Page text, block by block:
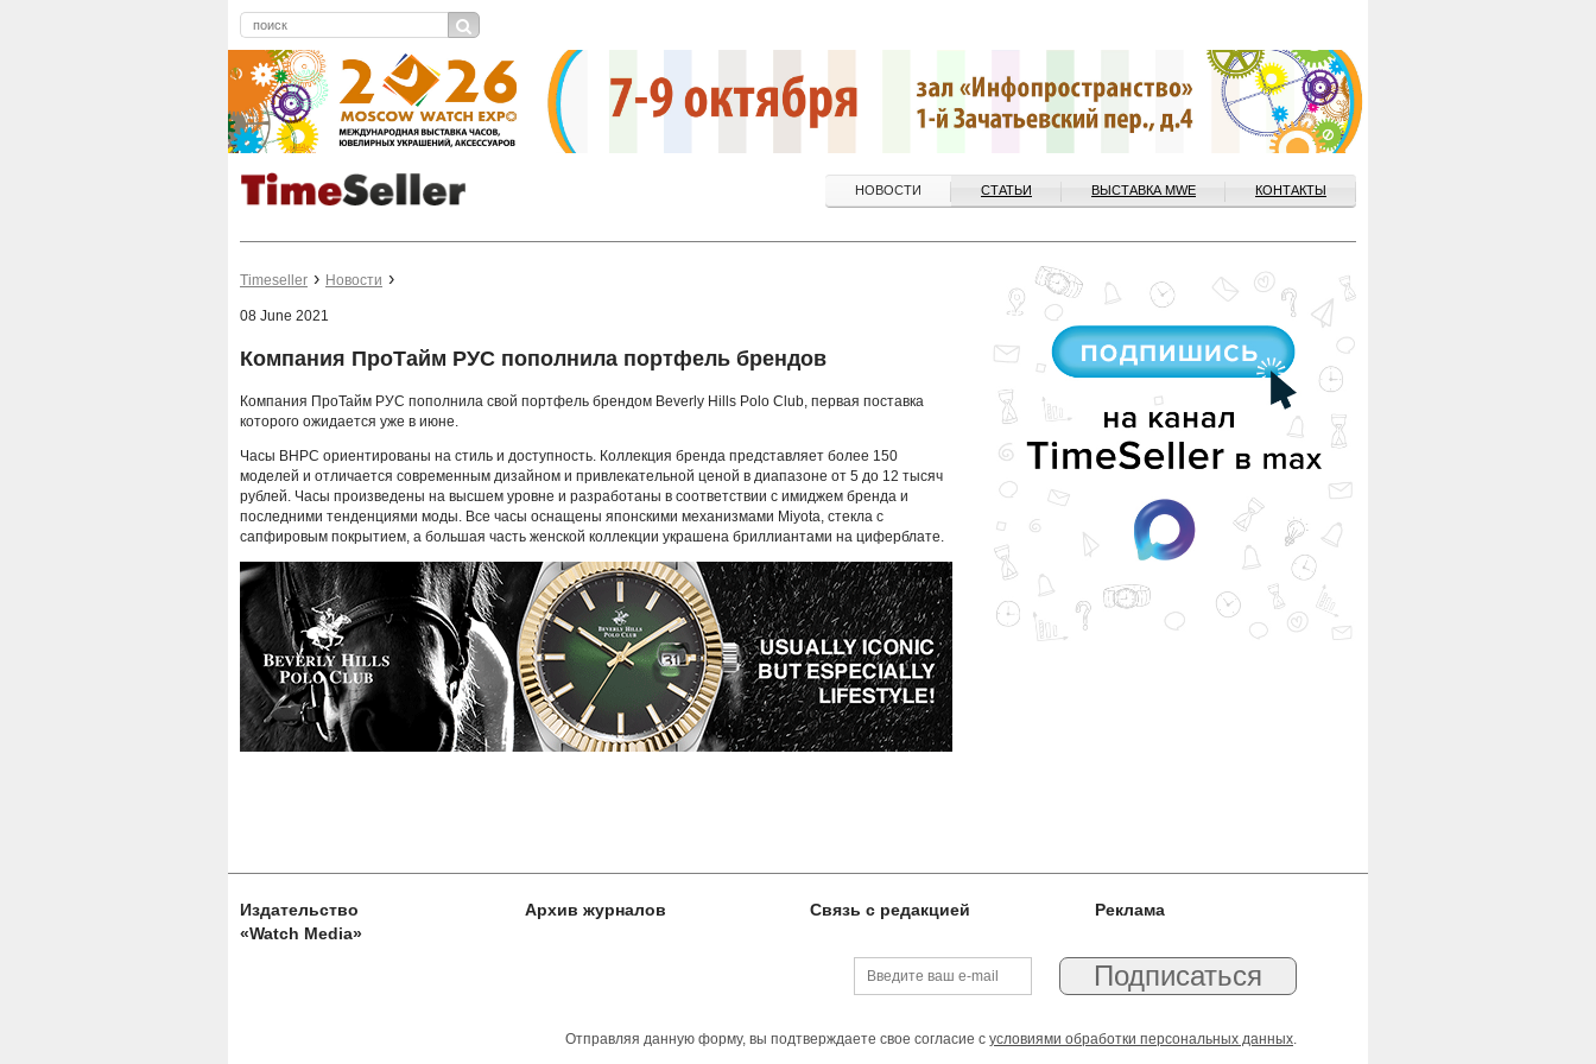
НОВОСТИ СТАТЬИ ВЫСТАВКА MWE КОНТАКТЫ
Timeseller Новости
08 June 2021
Компания ПроТайм РУС пополнила портфель брендов
Компания ПроТайм РУС пополнила свой портфель брендом Beverly Hills Polo Club, первая поставка
которого ожидается уже в июне.
Часы BHPC ориентированы на стиль и доступность. Коллекция бренда представляет более 150
моделей и отличается современным дизайном и привлекательной ценой в диапазоне от 5 до 12 тысяч
рублей. Часы произведены на высшем уровне и разработаны в соответствии с имиджем бренда и
последними тенденциями моды. Все часы оснащены японскими механизмами Miyota, стекла с
сапфировым покрытием, а большая часть женской коллекции украшена бриллиантами на циферблате.
Издательство
«Watch Media»
Архив журналов Связь с редакцией Реклама
Отправляя данную форму, вы подтверждаете свое согласие с условиями обработки персональных данных.